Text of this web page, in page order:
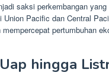
saksi perkembangan
Pacific dan Central
pertumbuhan
hingga